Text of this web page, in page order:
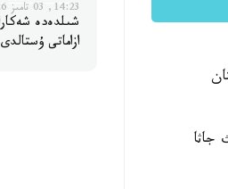
جاثا
14:23, 03 تامىز 2026
ازاماتى ۇستالدى